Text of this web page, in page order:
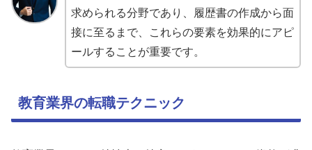
求められる分野であり、履歴書の作成から面
接に至るまで、これらの要素を効果的にアピ
ールすることが重要です。
教育業界の転職テクニック